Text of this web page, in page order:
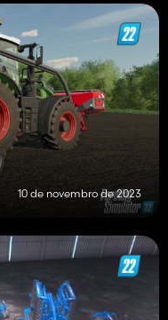
10 de novembro de 2023